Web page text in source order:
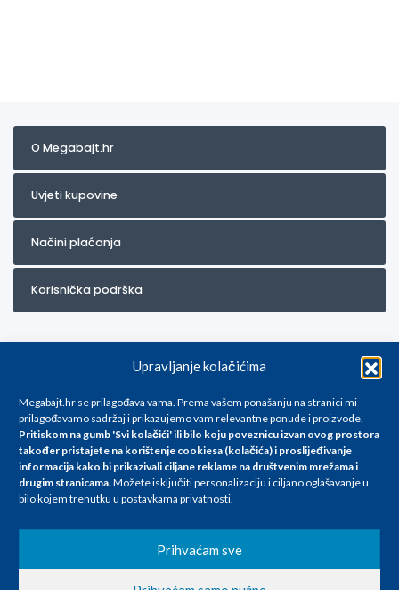
Upravljanje kolačićima
Megabajt.hr se prilagođava vama. Prema vašem ponašanju na stranici mi
prilagođavamo sadržaj i prikazujemo vam relevantne ponude i proizvode.
Pritiskom na gumb 'Svi kolačići' ili bilo koju poveznicu izvan ovog prostora
također pristajete na korištenje cookiesa (kolačića) i proslijeđivanje
informacija kako bi prikazivali ciljane reklame na društvenim mrežama i
drugim stranicama.Možete isključiti personalizaciju i ciljano oglašavanje u
bilo kojem trenutku u postavkama privatnosti.
Prihvaćam sve
O Megabajt.hr
Uvjeti kupovine
Načini plaćanja
Korisnička podrška
Za artikle kojih trenutno nema u ponudi obratite nam se na
info@megabajt.hr. Sve cijene su informativnog karaktera i podložne su
promjenama, a
iskazane su za avansno plaćanje(gotovina) u Eurima i uključuju PDV. Sve
se razlikovati od cijena u našim poslovnicama. Trudimo se dati što bolji
i točniji opis i sliku. Unatoč tome, ne možemo garantirati da su svi